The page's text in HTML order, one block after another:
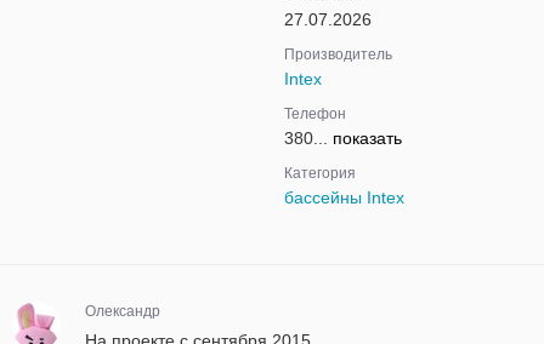
27.07.2026
Производитель
Intex
Телефон
380... показать
Категория
бассейны Intex
Олександр